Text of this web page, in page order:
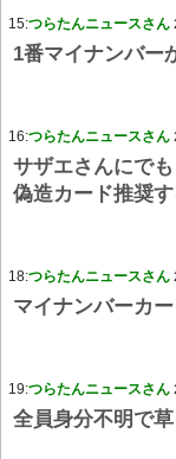
15:つらたんニュースさん
1番マイナンバー
16:つらたんニュースさん
サザエさんにで
偽造カード推奨
18:つらたんニュースさん
マイナンバーカ
19:つらたんニュースさん
全員身分不明で草